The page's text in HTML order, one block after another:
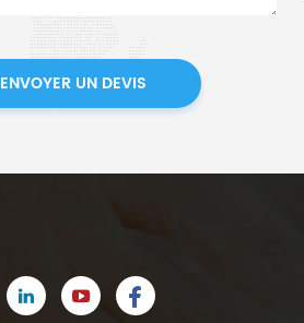
ENVOYER UN DEVIS